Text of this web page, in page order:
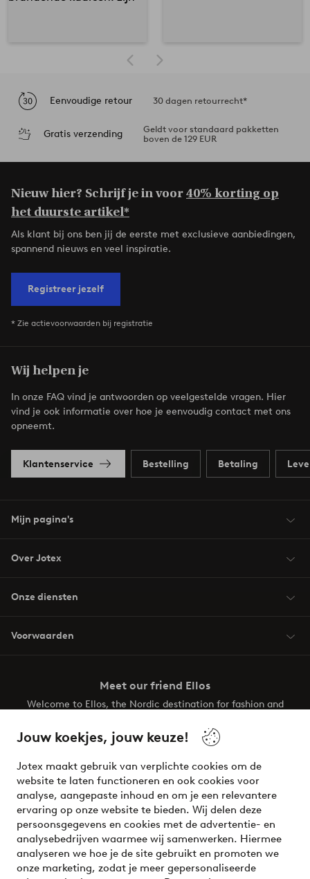
Jouw koekjes, jouw keuze!
Jotex maakt gebruik van verplichte cookies om de
website te laten functioneren en ook cookies voor
analyse, aangepaste inhoud en om je een relevantere
ervaring op onze website te bieden. Wij delen deze
persoonsgegevens en cookies met de advertentie- en
analysebedrijven waarmee wij samenwerken. Hiermee
analyseren we hoe je de site gebruikt en promoten we
onze marketing, zodat je meer gepersonaliseerde
Eenvoudige retour 30 dagen retourrecht*
Gratis verzending
Geldt voor standaard pakketten
boven de 129 EUR
Nieuw hier? Schrijf je in voor40% korting op
het duurste artikel*
Als klant bij ons ben jij de eerste met exclusieve aanbiedingen,
spannend nieuws en veel inspiratie.
Registreer jezelf
* Zie actievoorwaarden bij registratie
Wij helpen je
In onze FAQ vind je antwoorden op veelgestelde vragen. Hier
vind je ook informatie over hoe je eenvoudig contact met ons
opneemt.
Klantenservice Bestelling Betaling
Mijn pagina's
Over Jotex
Onze diensten
Voorwaarden
Meet our friend Ellos
Welcome to Ellos, the Nordic destination for fashion and
your wardrobe. Your next inspiring look is here!
Veilig betalen - Nu betalen of opsplitsen
Wil je meer weten over onze betaalopties?